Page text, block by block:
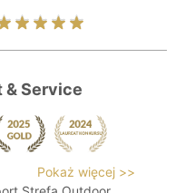
& Service
Pokaż więcej >>